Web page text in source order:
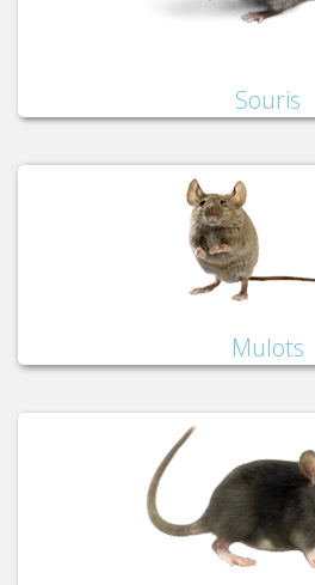
Souris
Mulots